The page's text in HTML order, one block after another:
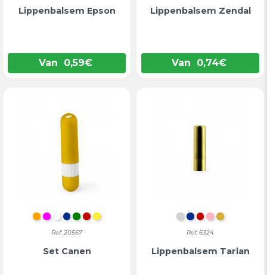
Lippenbalsem Epson
Van 0,59€
Lippenbalsem Zendal
Van 0,74€
ORANJE
FUCHSIA
WITBLAUW
GROEN
ROOD
GEEL
Ref: 20567
Set Canen
ZILVER
BLAUW
ROOD
ROZEGOUD
Ref: 6324
Lippenbalsem Tarian